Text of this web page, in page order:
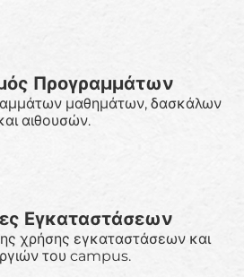
Προγραμμάτων
μαθημάτων, δασκάλων
αιθουσών.
Εγκαταστάσεων
χρήσης εγκαταστάσεων και
του campus.